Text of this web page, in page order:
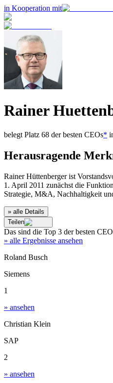
in Kooperation mit
Rainer
belegt Platz 68 der besten CEOs*
Herausragende
Rainer Hüttenberger ist
1. April 2011 zunächst die
Strategie, M&A, Nachhaltigkeit
» alle Details
Teilen
Das sind die Top 3 der besten
» alle Ergebnisse ansehen
Roland Busch
Siemens
1
» ansehen
Christian Klein
SAP
2
» ansehen